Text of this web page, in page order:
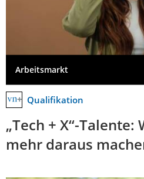
Arbeitsmarkt
Qualifikation
„Tech + X“-
mehr daraus